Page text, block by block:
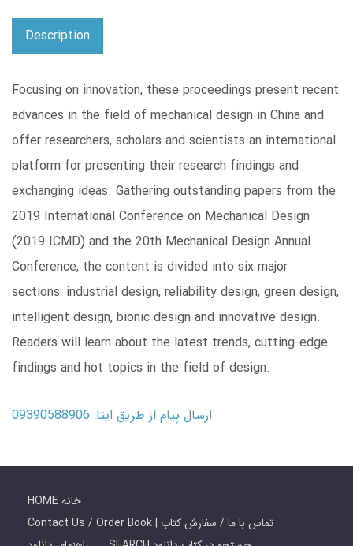
Description
Focusing on innovation, these proceedings present recent
advances in the field of mechanical design in China and
offer researchers, scholars and scientists an international
platform for presenting their research findings and
exchanging ideas. Gathering outstanding papers from the
2019 International Conference on Mechanical Design
(2019 ICMD) and the 20th Mechanical Design Annual
Conference, the content is divided into six major
sections: industrial design, reliability design, green design,
intelligent design, bionic design and innovative design.
Readers will learn about the latest trends, cutting-edge
findings and hot topics in the field of design.
ارسال پیام از طریق ایتا: 09390588906
HOME خانه
Contact Us / Order Book | تماس با ما / سفارش کتاب